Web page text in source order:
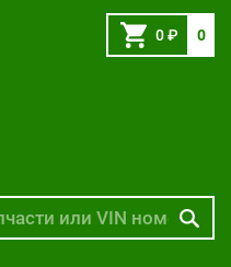
0₽ 0